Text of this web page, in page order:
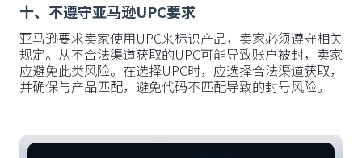
十、不遵守亚马逊UPC要求
亚马逊要求卖家使用UPC来标识产品，卖家必须遵守相关
规定。从不合法渠道获取的UPC可能导致账户被封，卖家
应避免此类风险。在选择UPC时，应选择合法渠道获取，
并确保与产品匹配，避免代码不匹配导致的封号风险。